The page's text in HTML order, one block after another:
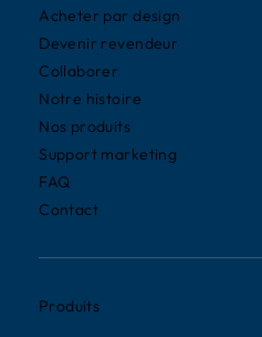
Acheter par design
Devenir revendeur
Collaborer
Notre histoire
Nos produits
Support marketing
FAQ
Contact
Produits